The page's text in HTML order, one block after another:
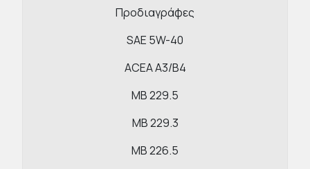
Προδιαγράφες
SAE 5W-40
ACEA A3/B4
MB 229.5
MB 229.3
MB 226.5